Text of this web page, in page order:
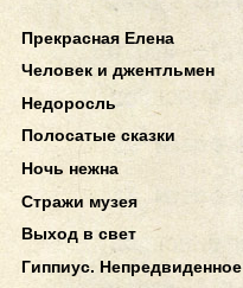
Прекрасная Елена
Человек и джентльмен
Недоросль
Полосатые сказки
Ночь нежна
Стражи музея
Выход в свет
Гиппиус. Непредвиденное